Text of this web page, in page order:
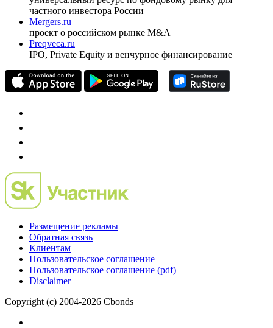
частного инвестора России
Mergers.ru
проект о российском рынке M&A
Preqveca.ru
IPO, Private Equity и венчурное финансирование
Размещение рекламы
Обратная связь
Клиентам
Пользовательское соглашение
Пользовательское соглашение (pdf)
Disclaimer
Copyright (c) 2004-2026 Cbonds